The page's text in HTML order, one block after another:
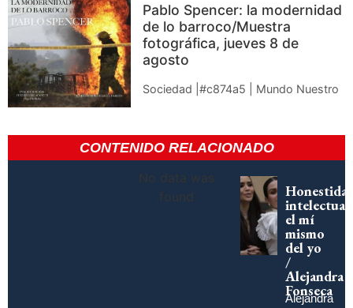
Pablo Spencer: la modernidad
de lo barroco/Muestra
fotográfica, jueves 8 de
agosto
Sociedad |#c874a5 | Mundo Nuestro
CONTENIDO RELACIONADO
No data was
found
intelectual:
el mí
mismo
del yo
/
Alejandra
Fonseca
Alejandra